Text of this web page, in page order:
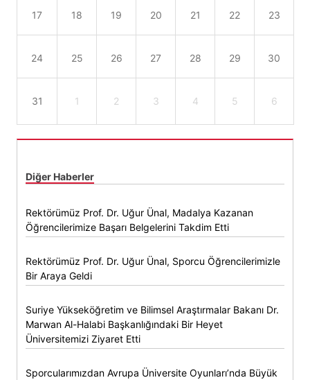
17 18 19 20 21 22 23
24 25 26 27 28 29 30
31 1 2 3 4 5 6
Diğer Haberler
Rektörümüz Prof. Dr. Uğur Ünal, Madalya Kazanan
Öğrencilerimize Başarı Belgelerini Takdim Etti
Rektörümüz Prof. Dr. Uğur Ünal, Sporcu Öğrencilerimizle
Bir Araya Geldi
Suriye Yükseköğretim ve Bilimsel Araştırmalar Bakanı Dr.
Marwan Al-Halabi Başkanlığındaki Bir Heyet
Üniversitemizi Ziyaret Etti
Sporcularımızdan Avrupa Üniversite Oyunları’nda Büyük